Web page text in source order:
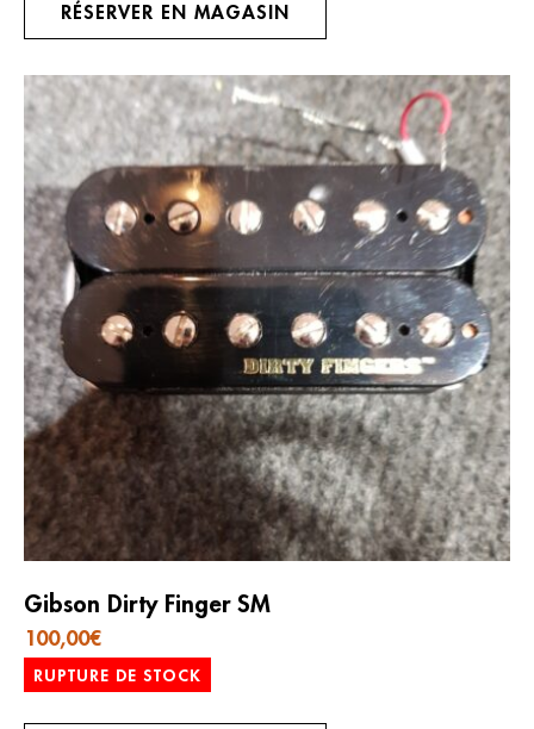
RÉSERVER EN MAGASIN
Gibson Dirty Finger SM
100,00€
RUPTURE DE STOCK